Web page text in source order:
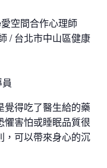
空間合作心理師
/ 台北市中山區健康
覺得吃了醫生給的藥
懼害怕或睡眠品質很
，可以帶來身心的沉